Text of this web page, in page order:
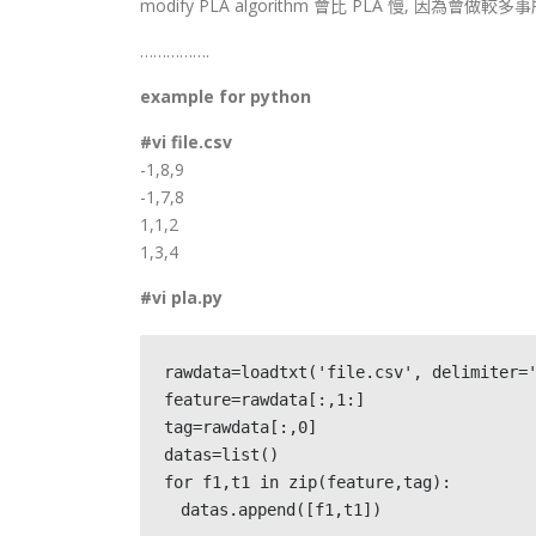
modify PLA algorithm 會比 PLA 慢, 因為會做較多事
…………….
example for python
#vi file.csv
-1,8,9
-1,7,8
1,1,2
1,3,4
#vi pla.py
rawdata=loadtxt('file.csv',
feature=rawdata[:,1:]
tag=rawdata[:,0]
datas=list()
for f1,t1 in zip(feature,tag):
datas.append([f1,t1])